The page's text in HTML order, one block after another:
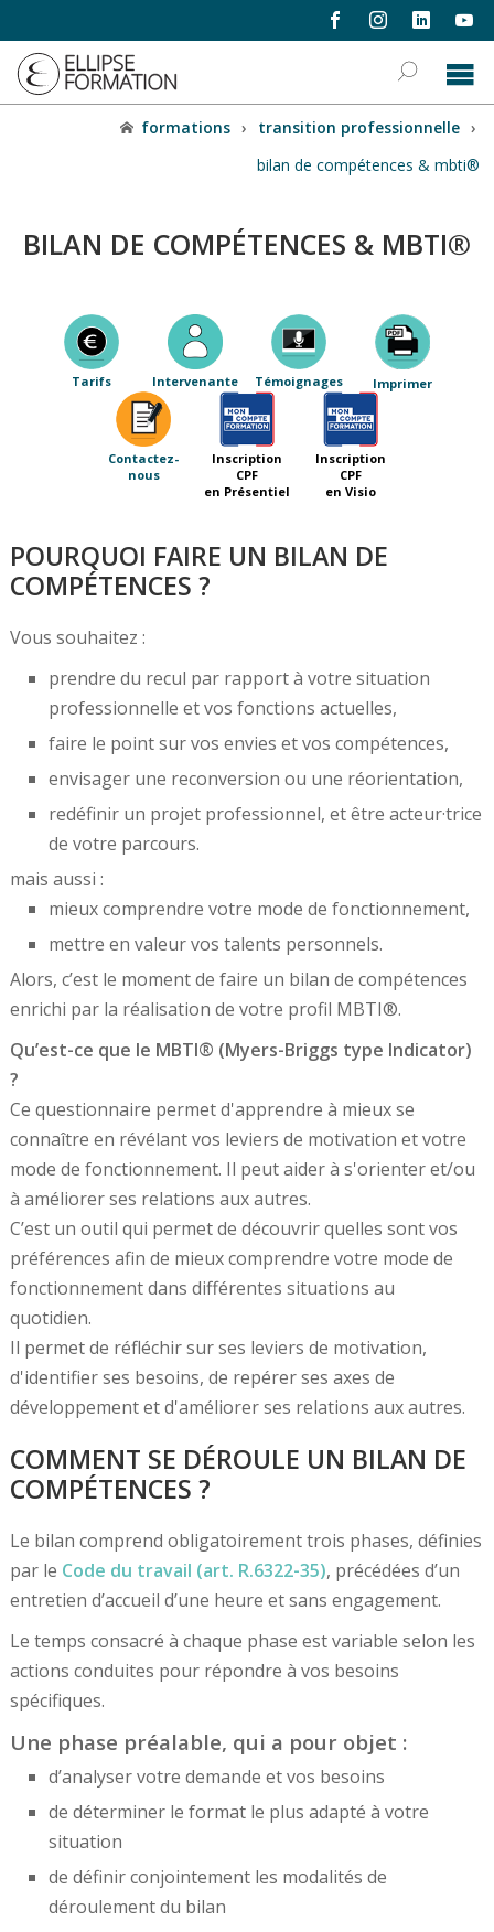
formations › transition professionnelle ›
bilan de compétences & mbti®
BILAN DE COMPÉTENCES & MBTI®
Tarifs Intervenante Témoignages Imprimer
Contactez-
nous
Inscription
CPF
en Présentiel
Inscription
CPF
en Visio
POURQUOI FAIRE UN BILAN DE
COMPÉTENCES ?
Vous souhaitez :
prendre du recul par rapport à votre situation
professionnelle et vos fonctions actuelles,
faire le point sur vos envies et vos compétences,
envisager une reconversion ou une réorientation,
redéfinir un projet professionnel, et être acteur·trice
de votre parcours.
mais aussi :
mieux comprendre votre mode de fonctionnement,
mettre en valeur vos talents personnels.
Alors, c’est le moment de faire un bilan de compétences
enrichi par la réalisation de votre profil MBTI®.
Qu’est-ce que le MBTI® (Myers-Briggs type Indicator)
?
Ce questionnaire permet d'apprendre à mieux se
connaître en révélant vos leviers de motivation et votre
mode de fonctionnement. Il peut aider à s'orienter et/ou
à améliorer ses relations aux autres.
C’est un outil qui permet de découvrir quelles sont vos
préférences afin de mieux comprendre votre mode de
fonctionnement dans différentes situations au
quotidien.
Il permet de réfléchir sur ses leviers de motivation,
d'identifier ses besoins, de repérer ses axes de
développement et d'améliorer ses relations aux autres.
COMMENT SE DÉROULE UN BILAN DE
COMPÉTENCES ?
Le bilan comprend obligatoirement trois phases, définies
par le Code du travail (art. R.6322-35), précédées d’un
entretien d’accueil d’une heure et sans engagement.
Le temps consacré à chaque phase est variable selon les
actions conduites pour répondre à vos besoins
spécifiques.
Une phase préalable, qui a pour objet :
d’analyser votre demande et vos besoins
de déterminer le format le plus adapté à votre
situation
de définir conjointement les modalités de
déroulement du bilan